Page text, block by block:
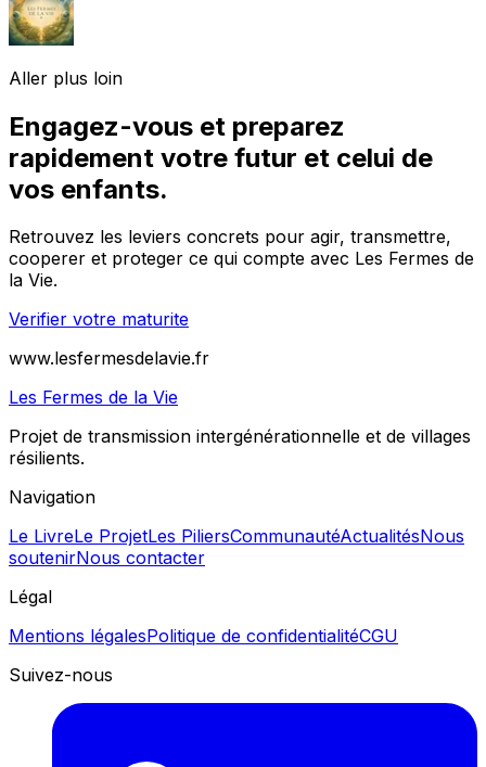
Aller plus loin
Engagez-vous et preparez
rapidement votre futur et celui de
vos enfants.
Retrouvez les leviers concrets pour agir, transmettre,
cooperer et proteger ce qui compte avec Les Fermes de
la Vie.
Verifier votre maturite
www.lesfermesdelavie.fr
Les Fermes de la Vie
Projet de transmission intergénérationnelle et de villages
résilients.
Navigation
Le LivreLe ProjetLes PiliersCommunautéActualitésNous
soutenirNous contacter
Légal
Mentions légalesPolitique de confidentialitéCGU
Suivez-nous